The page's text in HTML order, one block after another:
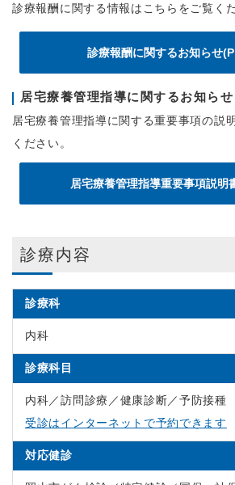
診療報酬に関する情報はこちらをご覧くだ
診療報酬に関するお知らせ
居宅療養管理指導に関するお知らせ
居宅療養管理指導に関する重要事項の説
ください。
居宅療養管理指導重要事項説明
診療内容
診療科
内科
診療科目
内科／訪問診療／健康診断／予防接種
受診はインターネットで予約できます
対応健診